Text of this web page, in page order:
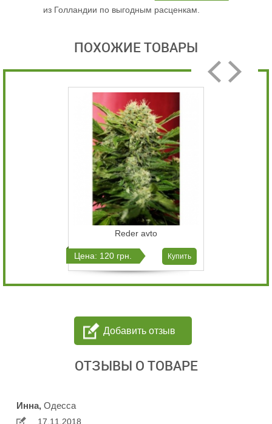
из Голландии по выгодным расценкам.
ПОХОЖИЕ ТОВАРЫ
Reder avto
Цена: 120 грн. Купить
ОТЗЫВЫ О ТОВАРЕ
Добавить отзыв
Инна,Одесса
17.11.2018